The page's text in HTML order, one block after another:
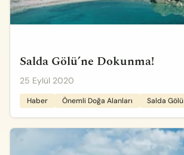
Salda Gölü’ne Dokunma!
25 Eylül 2020
Haber Önemli Doğa Alanları Salda Gölü